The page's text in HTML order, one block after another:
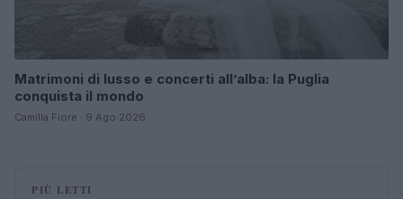
Matrimoni di lusso e concerti all’alba: la Puglia
conquista il mondo
Camilla Fiore · 9 Ago 2026
PIÙ LETTI